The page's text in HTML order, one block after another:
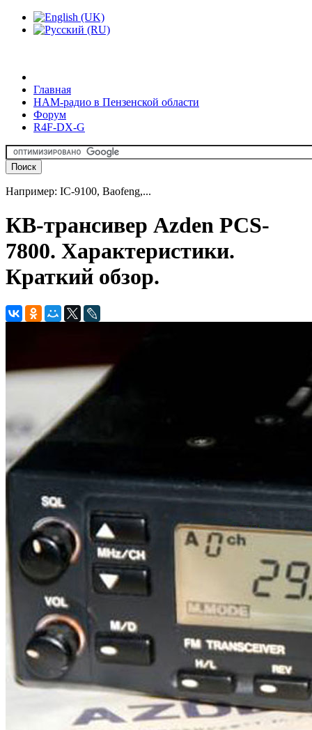
Главная
HAM-радио в Пензенской области
Форум
R4F-DX-G
Например: IC-9100, Baofeng,...
КВ-трансивер Azden PCS-
7800. Характеристики.
Краткий обзор.